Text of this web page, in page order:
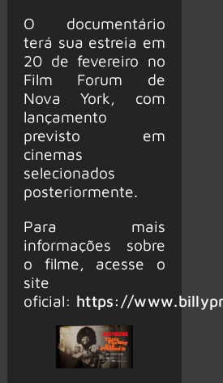
O documentário
terá sua estreia em
20 de fevereiro no
Film Forum de
Nova York, com
lançamento
previsto em
cinemas
selecionados
posteriormente.
Para mais
informações sobre
o filme, acesse o
site
oficial: https://